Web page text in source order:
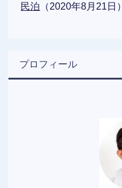
民泊 （2020年8月21日）
プロフィール